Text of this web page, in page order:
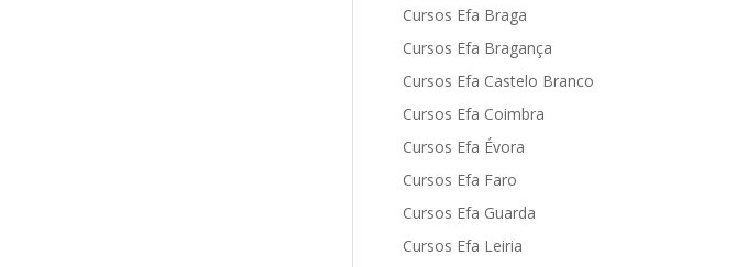
Cursos Efa Braga
Cursos Efa Bragança
Cursos Efa Castelo Branco
Cursos Efa Coimbra
Cursos Efa Évora
Cursos Efa Faro
Cursos Efa Guarda
Cursos Efa Leiria